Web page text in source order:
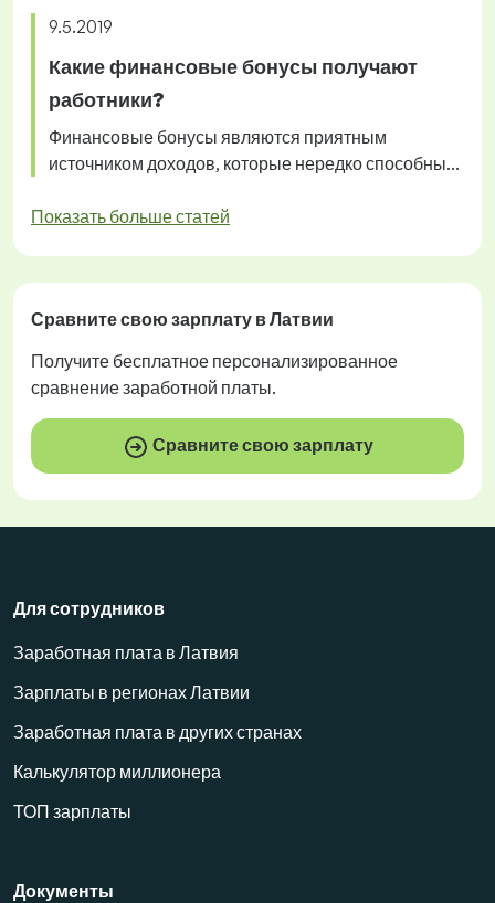
9.5.2019
Какие финансовые бонусы получают
работники?
Финансовые бонусы являются приятным
источником доходов, которые нередко способны...
Показать больше статей
Сравните свою зарплату в Латвии
Получите бесплатное персонализированное
сравнение заработной платы.
Сравните свою зарплату
Для сотрудников
Заработная плата в Латвия
Зарплаты в регионах Латвии
Заработная плата в других странах
Калькулятор миллионера
ТОП зарплаты
Документы